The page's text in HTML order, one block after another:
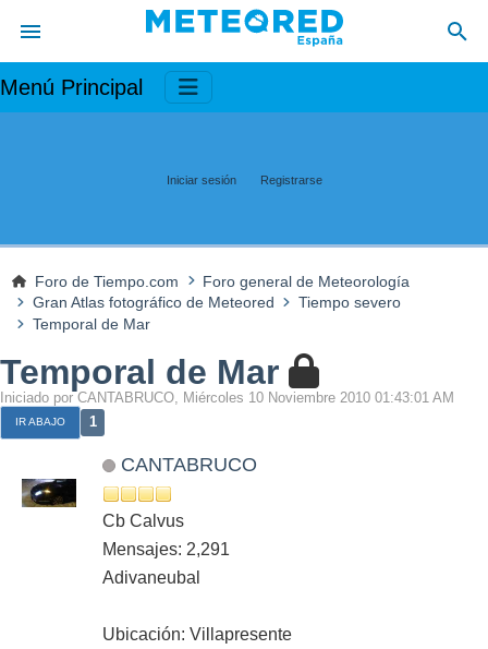
Menú Principal
Iniciar sesión Registrarse
Foro de Tiempo.com
Foro general de Meteorología
Gran Atlas fotográfico de Meteored
Tiempo severo
Temporal de Mar
Temporal de Mar
Iniciado por CANTABRUCO, Miércoles 10 Noviembre 2010 01:43:01 AM
IR ABAJO 1
CANTABRUCO
Cb Calvus
Mensajes: 2,291
Adivaneubal
Ubicación: Villapresente